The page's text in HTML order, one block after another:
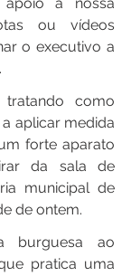
ou vídeos
o executivo a
como
aplicar medida
forte aparato
da sala de
municipal de
de ontem.
burguesa ao
pratica uma